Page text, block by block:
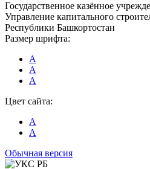
Государственное казённое
Управление капитального
Республики Башкортостан
Размер шрифта:
А
А
А
Цвет сайта:
А
А
Обычная версия